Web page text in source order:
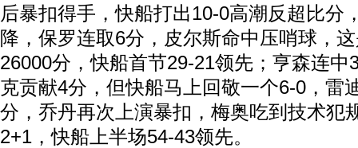
后暴扣得手，快船打出10-0高潮反超比分
降，保罗连取6分，皮尔斯命中压哨球，
26000分，快船首节29-21领先；亨森连中
克贡献4分，但快船马上回敬一个6-0，雷
分，乔丹再次上演暴扣，梅奥吃到技术犯
2+1，快船上半场54-43领先。